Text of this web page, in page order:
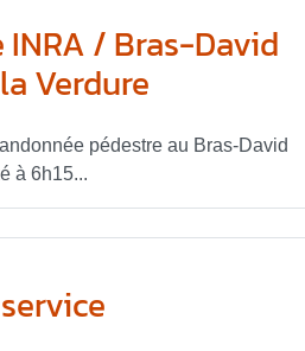
INRA / Bras-David
Verdure
pédestre au Bras-David
à 6h15...